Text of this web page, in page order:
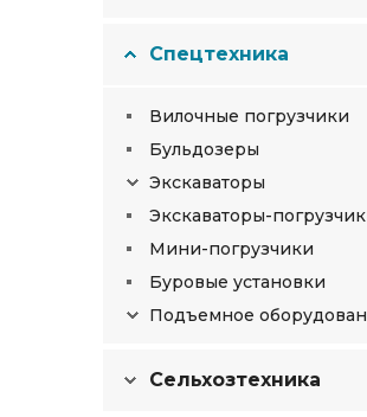
Спецтехника
Вилочные погрузчики
Бульдозеры
Экскаваторы
Экскаваторы-
Мини-погрузчики
Буровые установки
Подъемное
Сельхозтехника